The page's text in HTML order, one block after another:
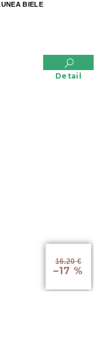
BIELE
Detail
16.20 €
–17 %